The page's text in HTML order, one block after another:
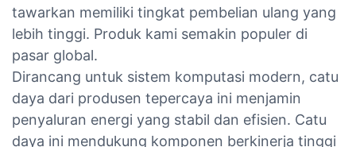
tawarkan memiliki tingkat pembelian ulang yang
lebih tinggi. Produk kami semakin populer di
pasar global.
Dirancang untuk sistem komputasi modern, catu
daya dari produsen tepercaya ini menjamin
penyaluran energi yang stabil dan efisien. Catu
daya ini mendukung komponen berkinerja tinggi